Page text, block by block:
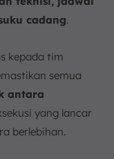
cadang.
kepada tim
semua
antara
yang lancar
berlebihan.